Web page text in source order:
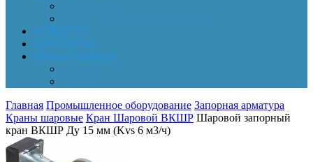
НОВОСТИ
КОНТАКТЫ
Личный кабинет
Главная Промышленное оборудование Запорная арматура
Краны шаровые Кран Шаровой ВКШР Шаровой запорный
кран ВКШР Ду 15 мм (Kvs 6 м3/ч)